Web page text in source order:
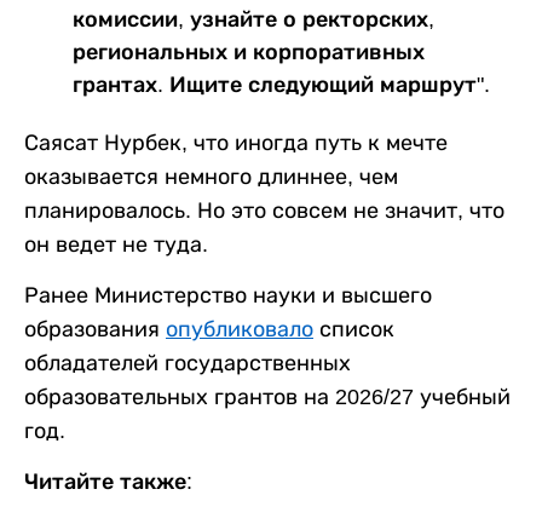
комиссии, узнайте о ректорских,
региональных и корпоративных
грантах. Ищите следующий маршрут".
Саясат Нурбек, что иногда путь к мечте
оказывается немного длиннее, чем
планировалось. Но это совсем не значит, что
он ведет не туда.
Ранее Министерство науки и высшего
образования опубликовало список
обладателей государственных
образовательных грантов на 2026/27 учебный
год.
Читайте также: